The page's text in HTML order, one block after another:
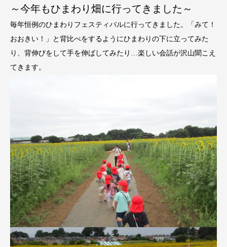
～今年もひまわり畑に行ってきました～
毎年恒例のひまわりフェスティバルに行ってきました。「みて！
おおきい！」と背比べをするようにひまわりの下に立ってみた
り、背伸びをして手を伸ばしてみたり…楽しい会話が沢山聞こえ
てきます。